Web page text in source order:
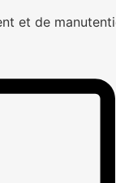
et de